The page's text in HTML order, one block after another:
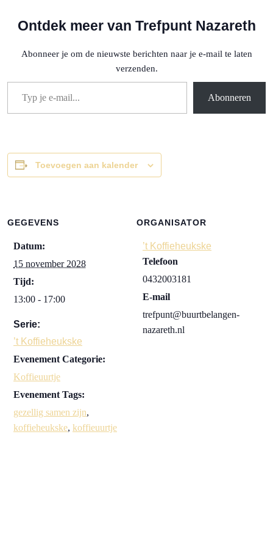
Ontdek meer van Trefpunt Nazareth
Abonneer je om de nieuwste berichten naar je e-mail te laten
verzenden.
Typ je e-mail...
Abonneren
Toevoegen aan kalender
GEGEVENS
Datum:
15 november 2028
Tijd:
13:00 - 17:00
Serie:
’t Koffieheukske
Evenement Categorie:
Koffieuurtje
Evenement Tags:
gezellig samen zijn,
koffieheukske, koffieuurtje
ORGANISATOR
’t Koffieheukske
Telefoon
0432003181
E-mail
trefpunt@buurtbelangen-
nazareth.nl